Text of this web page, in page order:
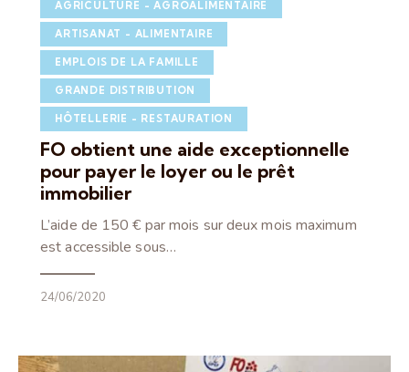
AGRICULTURE - AGROALIMENTAIRE
ARTISANAT - ALIMENTAIRE
EMPLOIS DE LA FAMILLE
GRANDE DISTRIBUTION
HÔTELLERIE - RESTAURATION
FO obtient une aide exceptionnelle
pour payer le loyer ou le prêt
immobilier
L’aide de 150 € par mois sur deux mois maximum
est accessible sous…
24/06/2020